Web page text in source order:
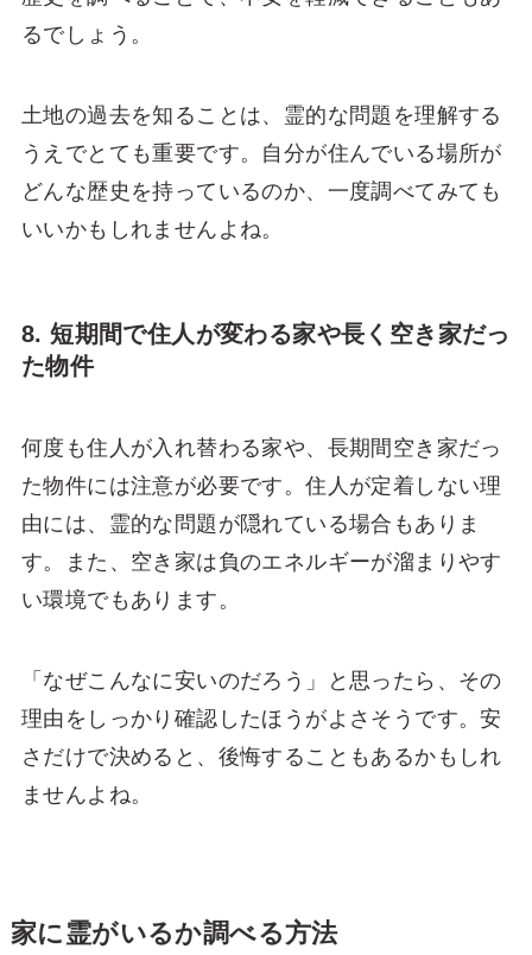
るでしょう。
土地の過去を知ることは、霊的な問題を理解する
うえでとても重要です。自分が住んでいる場所が
どんな歴史を持っているのか、一度調べてみても
いいかもしれませんよね。
8. 短期間で住人が変わる家や長く空き家だっ
た物件
何度も住人が入れ替わる家や、長期間空き家だっ
た物件には注意が必要です。住人が定着しない理
由には、霊的な問題が隠れている場合もありま
す。また、空き家は負のエネルギーが溜まりやす
い環境でもあります。
「なぜこんなに安いのだろう」と思ったら、その
理由をしっかり確認したほうがよさそうです。安
さだけで決めると、後悔することもあるかもしれ
ませんよね。
家に霊がいるか調べる方法